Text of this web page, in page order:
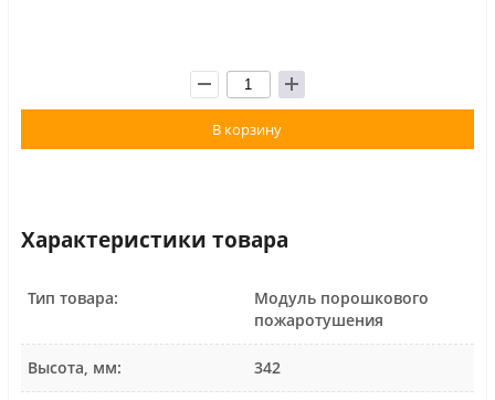
В корзину
Характеристики товара
Тип товара:
Модуль порошкового
пожаротушения
Высота, мм: 342